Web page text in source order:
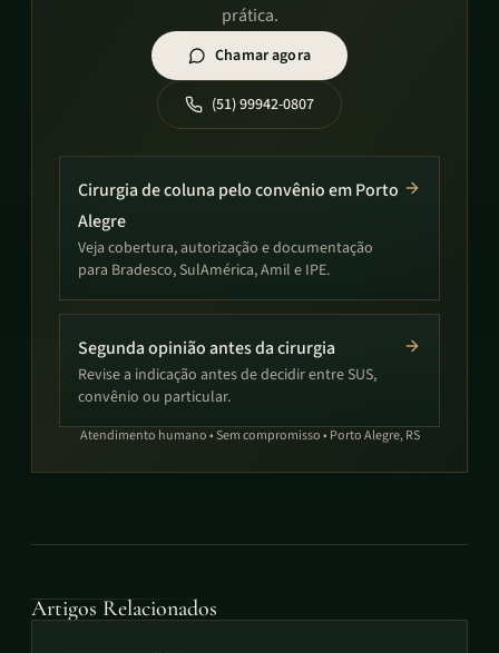
prática.
Chamar agora
(51) 99942-0807
Cirurgia de coluna pelo convênio em Porto
Alegre
Veja cobertura, autorização e documentação
para Bradesco, SulAmérica, Amil e IPE.
Segunda opinião antes da cirurgia
Revise a indicação antes de decidir entre SUS,
convênio ou particular.
Atendimento humano • Sem compromisso • Porto Alegre, RS
Artigos Relacionados